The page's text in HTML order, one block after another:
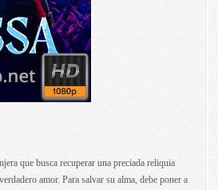
que busca recuperar una preciada reliquia
amor. Para salvar su alma, debe poner a